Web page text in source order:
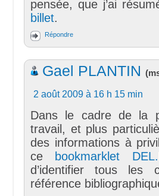
pensée, que j’ai
billet.
Répondre
Gael PLANTIN (
2 août 2009 à 16 h 15 min
Dans le cadre de la
travail, et plus
des informations à
ce
bookmarklet
d’identifier tous les
référence